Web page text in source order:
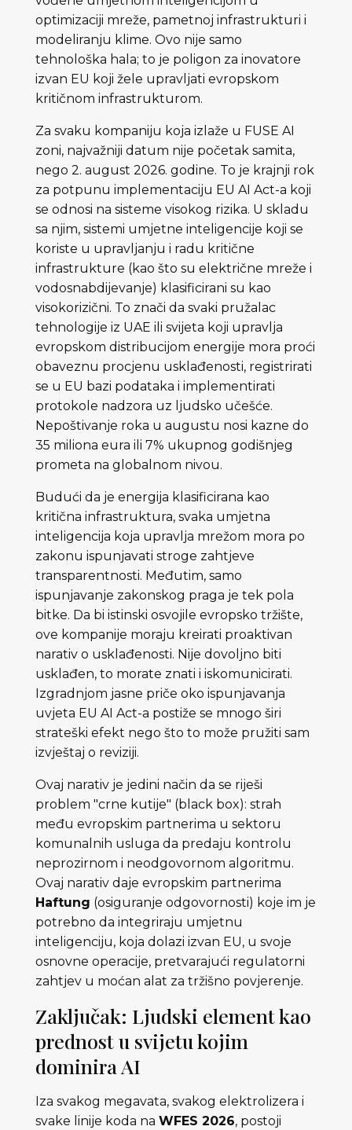
optimizaciji mreže, pametnoj infrastrukturi i
modeliranju klime. Ovo nije samo
tehnološka hala; to je poligon za inovatore
izvan EU koji žele upravljati evropskom
kritičnom infrastrukturom.
Za svaku kompaniju koja izlaže u FUSE AI
zoni, najvažniji datum nije početak samita,
nego 2. august 2026. godine. To je krajnji rok
za potpunu implementaciju EU AI Act-a koji
se odnosi na sisteme visokog rizika. U skladu
sa njim, sistemi umjetne inteligencije koji se
koriste u upravljanju i radu kritične
infrastrukture (kao što su električne mreže i
vodosnabdijevanje) klasificirani su kao
visokorizični. To znači da svaki pružalac
tehnologije iz UAE ili svijeta koji upravlja
evropskom distribucijom energije mora proći
obaveznu procjenu usklađenosti, registrirati
se u EU bazi podataka i implementirati
protokole nadzora uz ljudsko učešće.
Nepoštivanje roka u augustu nosi kazne do
35 miliona eura ili 7% ukupnog godišnjeg
prometa na globalnom nivou.
Budući da je energija klasificirana kao
kritična infrastruktura, svaka umjetna
inteligencija koja upravlja mrežom mora po
zakonu ispunjavati stroge zahtjeve
transparentnosti. Međutim, samo
ispunjavanje zakonskog praga je tek pola
bitke. Da bi istinski osvojile evropsko tržište,
ove kompanije moraju kreirati proaktivan
narativ o usklađenosti. Nije dovoljno biti
usklađen, to morate znati i iskomunicirati.
Izgradnjom jasne priče oko ispunjavanja
uvjeta EU AI Act-a postiže se mnogo širi
strateški efekt nego što to može pružiti sam
izvještaj o reviziji.
Ovaj narativ je jedini način da se riješi
problem "crne kutije" (black box): strah
među evropskim partnerima u sektoru
komunalnih usluga da predaju kontrolu
neprozirnom i neodgovornom algoritmu.
Ovaj narativ daje evropskim partnerima
Haftung (osiguranje odgovornosti) koje im je
potrebno da integriraju umjetnu
inteligenciju, koja dolazi izvan EU, u svoje
osnovne operacije, pretvarajući regulatorni
zahtjev u moćan alat za tržišno povjerenje.
Zaključak: Ljudski element kao
prednost u svijetu kojim
dominira AI
Iza svakog megavata, svakog elektrolizera i
svake linije koda naWFES 2026, postoji